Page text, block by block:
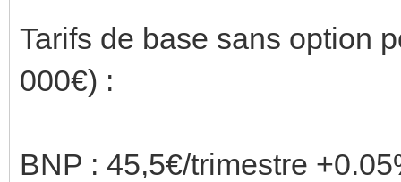
Tarifs de base sans option
000€) :
BNP : 45,5€/trimestre